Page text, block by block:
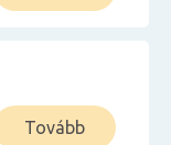
Tovább